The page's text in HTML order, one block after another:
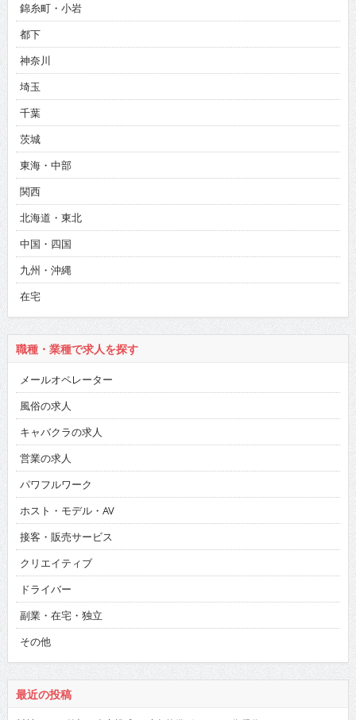
錦糸町・小岩
都下
神奈川
埼玉
千葉
茨城
東海・中部
関西
北海道・東北
中国・四国
九州・沖縄
在宅
職種・業種で求人を探す
メールオペレーター
風俗の求人
キャバクラの求人
営業の求人
パワフルワーク
ホスト・モデル・AV
接客・販売サービス
クリエイティブ
ドライバー
副業・在宅・独立
その他
最近の投稿